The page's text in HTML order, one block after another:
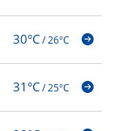
30°C/26°C
31°C/25°C